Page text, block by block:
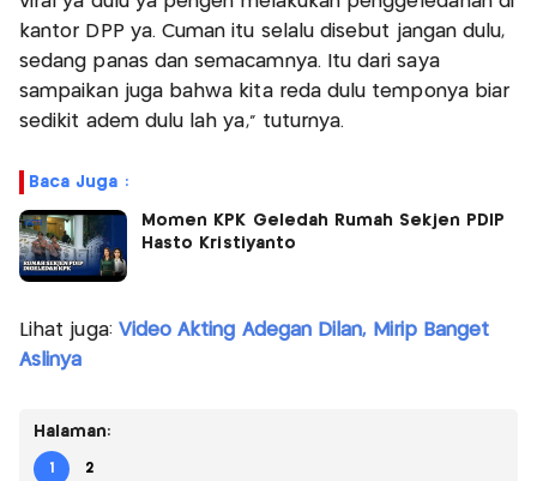
kantor DPP ya. Cuman itu selalu disebut jangan dulu,
sedang panas dan semacamnya. Itu dari saya
sampaikan juga bahwa kita reda dulu temponya biar
sedikit adem dulu lah ya," tuturnya.
Baca Juga :
Momen KPK Geledah Rumah Sekjen PDIP
Hasto Kristiyanto
Lihat juga: Video Akting Adegan Dilan, Mirip Banget
Aslinya
Halaman:
1 2